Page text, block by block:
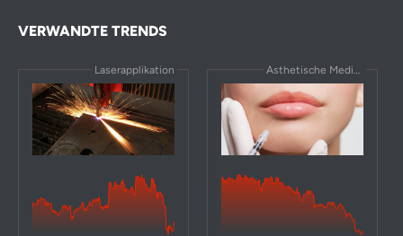
VERWANDTE TRENDS
Laserapplikation Ästhetische Medizin